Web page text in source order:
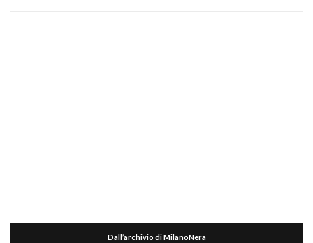
Dall’archivio di MilanoNera